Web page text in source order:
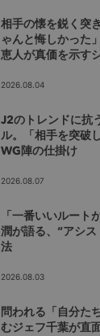
相手の懐を鋭く突
ゃんと悔しかった
恵人が真価を示す
2026.08.04
J2のトレンドに抗
ル。「相手を突破
WG陣の仕掛け
2026.08.07
「一番いいルート
潤が語る、“アシ
法
2026.08.03
問われる「自分た
むジェフ千葉が直